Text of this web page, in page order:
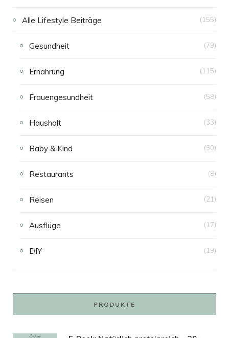
Alle Lifestyle Beiträge (155)
Gesundheit (79)
Ernährung (115)
Frauengesundheit (58)
Haushalt (33)
Baby & Kind (30)
Restaurants (8)
Reisen (21)
Ausflüge (17)
DIY (19)
PRODUKTE